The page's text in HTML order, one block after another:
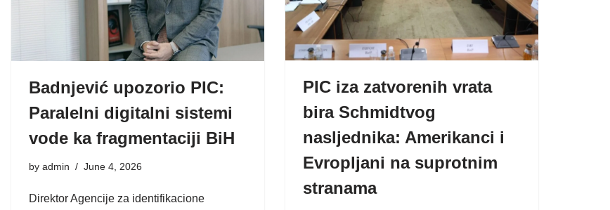
Badnjević upozorio PIC:
Paralelni digitalni sistemi
vode ka fragmentaciji BiH
by admin June 4, 2026
Direktor Agencije za identifikacione
PIC iza zatvorenih vrata
bira Schmidtvog
nasljednika: Amerikanci i
Evropljani na suprotnim
stranama